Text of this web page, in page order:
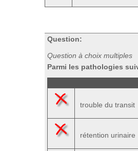
Question:
Question à choix multiples
Parmi les pathologies
trouble du transit
rétention urinaire